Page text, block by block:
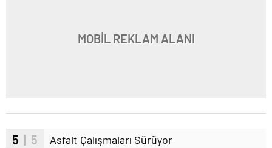
MOBİL REKLAM ALANI
5 | 5 Asfalt Çalışmaları Sürüyor